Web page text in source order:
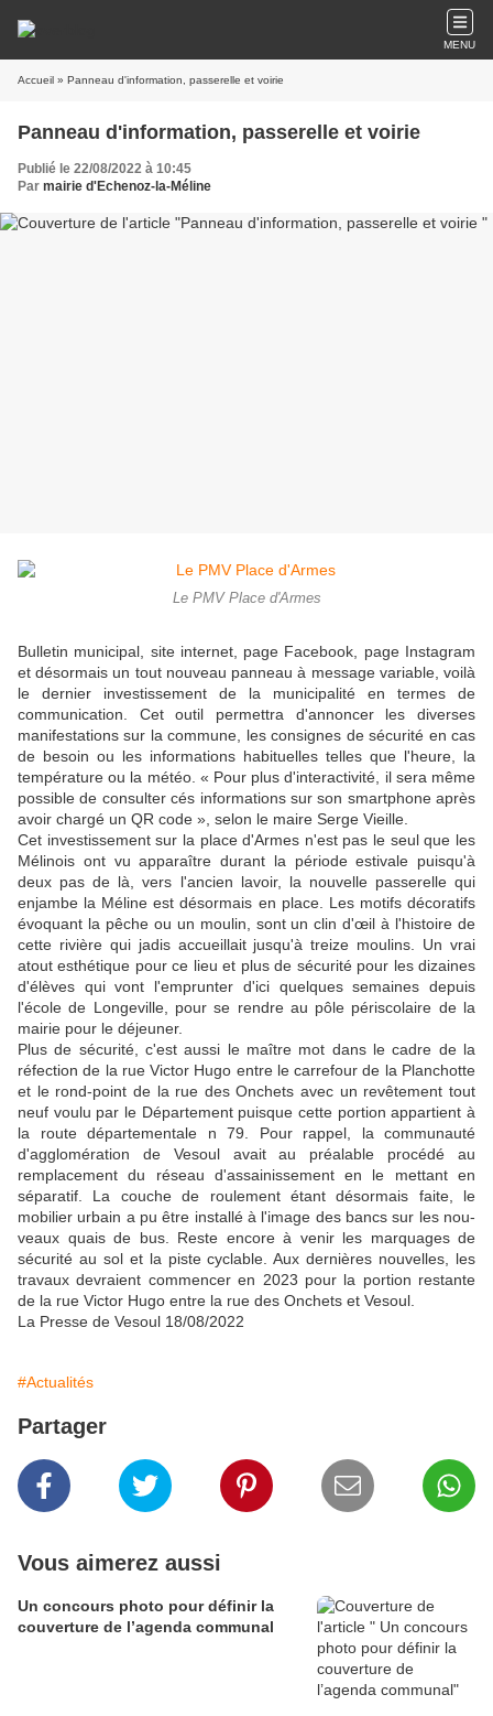
MENU
Accueil » Panneau d'information, passerelle et voirie
Panneau d'information, passerelle et voirie
Publié le 22/08/2022 à 10:45
Par mairie d'Echenoz-la-Méline
Le PMV Place d'Armes
Bulletin municipal, site internet, page Facebook, page Instagram
et désormais un tout nouveau panneau à message variable, voilà
le dernier investissement de la municipalité en termes de
communication. Cet outil per­mettra d'annoncer les diverses
manifestations sur la commune, les consignes de sécurité en cas
de besoin ou les informations habituelles telles que l'heure, la
température ou la météo. « Pour plus d'interactivité, il sera même
possible de consulter cés infor­mations sur son smartphone après
avoir chargé un QR code », selon le maire Serge Vieille.
Cet investissement sur la place d'Armes n'est pas le seul que les
Mélinois ont vu apparaître du­rant la période estivale puisqu'à
deux pas de là, vers l'ancien la­voir, la nouvelle passerelle qui
enjambe la Méline est désormais en place. Les motifs décoratifs
évoquant la pêche ou un mou­lin, sont un clin d'œil à l'his­toire de
cette rivière qui jadis accueillait jusqu'à treize mou­lins. Un vrai
atout esthétique pour ce lieu et plus de sécurité pour les dizaines
d'élèves qui vont l'emprunter d'ici quelques semaines depuis
l'école de Lon­geville, pour se rendre au pôle périscolaire de la
mairie pour le déjeuner.
Plus de sécurité, c'est aussi le maître mot dans le cadre de la
réfection de la rue Victor Hugo entre le carrefour de la Plan­chotte
et le rond-point de la rue des Onchets avec un revêtement tout
neuf voulu par le Départe­ment puisque cette portion ap­partient à
la route départementale n 79. Pour rappel, la com­munauté
d'agglomération de Vesoul avait au préalable procé­dé au
remplacement du réseau d'assainissement en le mettant en
séparatif. La couche de rou­lement étant désormais faite, le
mobilier urbain a pu être installé à l'image des bancs sur les nou­
veaux quais de bus. Reste encore à venir les marquages de
sécuri­té au sol et la piste cyclable. Aux dernières nouvelles, les
travaux devraient commencer en 2023 pour la portion restante
de la rue Victor Hugo entre la rue des On­chets et Vesoul.
La Presse de Vesoul 18/08/2022
#Actualités
Partager
Vous aimerez aussi
Un concours photo pour définir la
couverture de l’agenda communal